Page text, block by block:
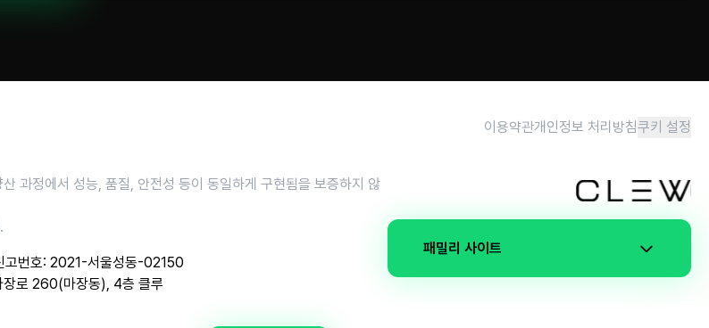
이용약관개인정보 처리방침쿠키 설정
과정에서 성능, 품질, 안전성 등이 동일하게 구현됨을 보증하지 않
고번호: 2021-서울성동-02150
장로 260(마장동), 4층 클루
패밀리 사이트